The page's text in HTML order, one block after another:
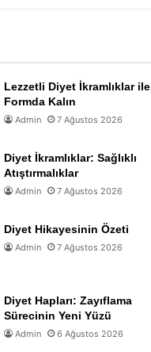
Lezzetli Diyet İkramlıklar ile
Formda Kalın
Admin 7 Ağustos 2026
Diyet İkramlıklar: Sağlıklı
Atıştırmalıklar
Admin 7 Ağustos 2026
Diyet Hikayesinin Özeti
Admin 7 Ağustos 2026
Diyet Hapları: Zayıflama
Sürecinin Yeni Yüzü
Admin 6 Ağustos 2026